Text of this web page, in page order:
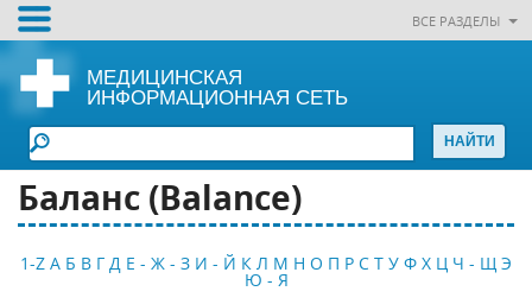
ВСЕ РАЗДЕЛЫ
МЕДИЦИНСКАЯ
ИНФОРМАЦИОННАЯ СЕТЬ
Баланс (Balance)
1-Z А Б В Г Д Е - Ж - З И - Й К Л М Н О П Р С Т У Ф Х Ц Ч - Щ Э
Ю - Я